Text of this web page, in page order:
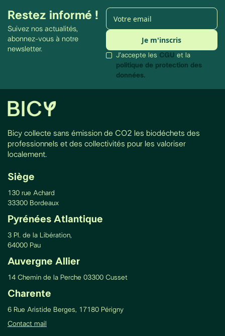
Restez informé !
Suivez nos actualités,
abonnez-vous à notre
newsletter.
J'accepte les CGU et la
politique de protection des
données.
Bicy collecte sans émission de CO2 les biodéchets des
professionnels et des collectivités pour les valoriser
localement.
Siège
130 rue Achard
33300 Bordeaux
Pyrénées Atlantique
3 Pl. de la Libération,
64000 Pau
Auvergne Allier
14 Chemin de la Perche 03300 Cusset
Charente
6 Rue Aristide Berges, 17180 Périgny
Contact mail